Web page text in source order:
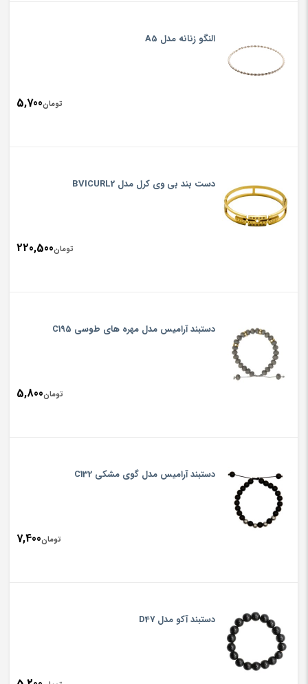
النگو زنانه مدل A5
تومان5,700
دست بند بی وی کرل مدل BVICURL2
تومان220,500
دستبند آرامیس مدل مهره های طوسی C195
تومان5,800
دستبند آرامیس مدل گوی مشکی C132
تومان7,400
دستبند آکو مدل D47